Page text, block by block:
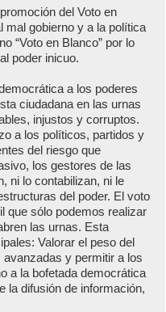
del Voto en
mal gobierno y a la política
“Voto en Blanco” por lo
poder inicuo.
a los poderes
ciudadana en las urnas
injustos y corruptos.
a los políticos, partidos y
del riesgo que
los gestores de las
ni lo contabilizan, ni le
del poder. El voto
que sólo podemos realizar
las urnas. Esta
Valorar el peso del
y permitir a los
a la bofetada democrática
la difusión de información,